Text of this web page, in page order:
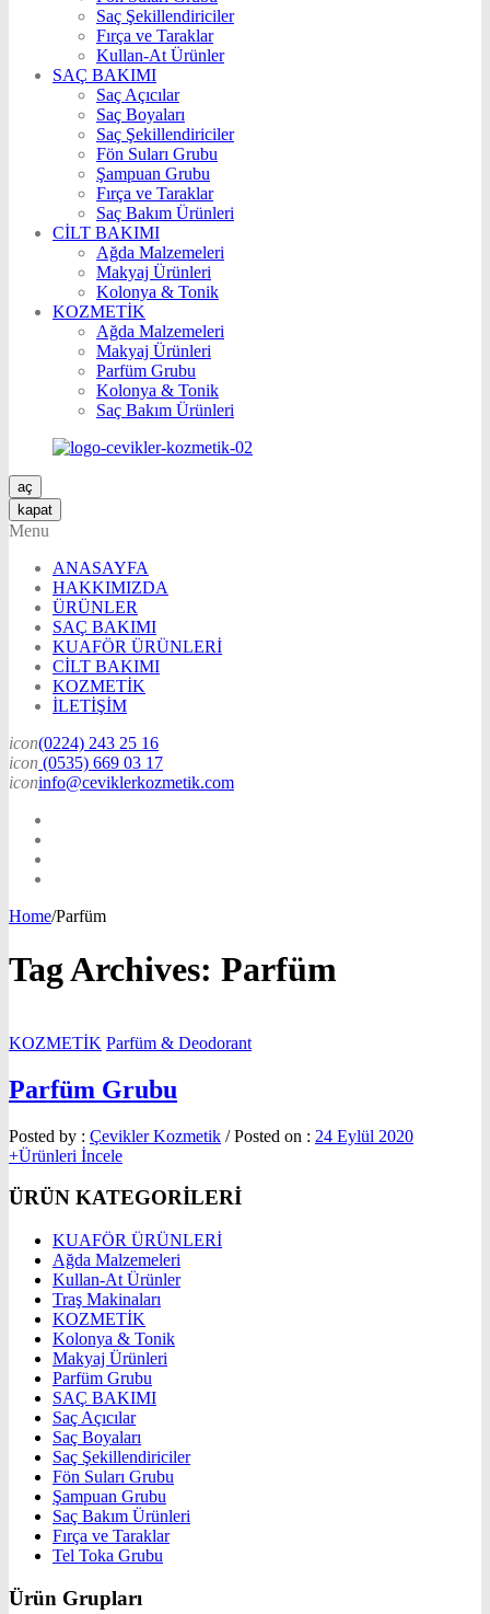
Saç Şekillendiriciler
Fırça ve Taraklar
Kullan-At Ürünler
SAÇ BAKIMI
Saç Açıcılar
Saç Boyaları
Saç Şekillendiriciler
Fön Suları Grubu
Şampuan Grubu
Fırça ve Taraklar
Saç Bakım Ürünleri
CİLT BAKIMI
Ağda Malzemeleri
Makyaj Ürünleri
Kolonya & Tonik
KOZMETİK
Ağda Malzemeleri
Makyaj Ürünleri
Parfüm Grubu
Kolonya & Tonik
Saç Bakım Ürünleri
aç
kapat
Menu
ANASAYFA
HAKKIMIZDA
ÜRÜNLER
SAÇ BAKIMI
KUAFÖR ÜRÜNLERİ
CİLT BAKIMI
KOZMETİK
İLETİŞİM
icon(0224) 243 25 16
icon (0535) 669 03 17
iconinfo@ceviklerkozmetik.com
Home/Parfüm
Tag Archives: Parfüm
KOZMETİK Parfüm & Deodorant
Parfüm Grubu
Posted by : Çevikler Kozmetik / Posted on : 24 Eylül 2020
+Ürünleri İncele
ÜRÜN KATEGORİLERİ
KUAFÖR ÜRÜNLERİ
Ağda Malzemeleri
Kullan-At Ürünler
Traş Makinaları
KOZMETİK
Kolonya & Tonik
Makyaj Ürünleri
Parfüm Grubu
SAÇ BAKIMI
Saç Açıcılar
Saç Boyaları
Saç Şekillendiriciler
Fön Suları Grubu
Şampuan Grubu
Saç Bakım Ürünleri
Fırça ve Taraklar
Tel Toka Grubu
Ürün Grupları